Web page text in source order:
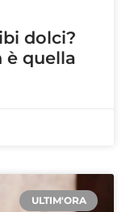
dolci?
è quella
ULTIM'ORA